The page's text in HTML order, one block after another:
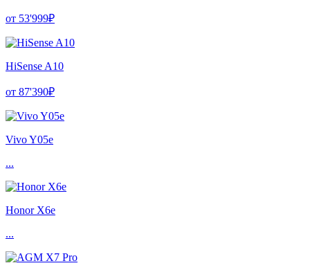
от 53'999₽
HiSense A10
от 87'390₽
Vivo Y05e
...
Honor X6e
...